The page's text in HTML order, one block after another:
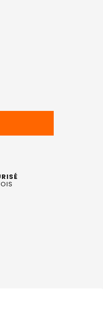
DE LE FIXANT SESSION
LA QUANTITÉ DE LE